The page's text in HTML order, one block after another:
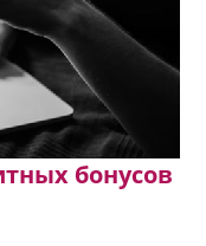
бонусов